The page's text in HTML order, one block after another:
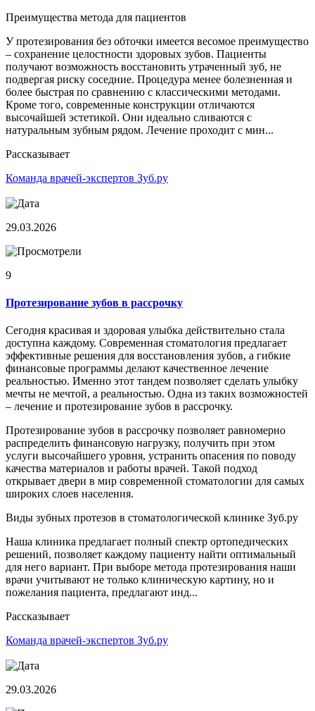
Преимущества метода для пациентов
У протезирования без обточки имеется весомое преимущество
– сохранение целостности здоровых зубов. Пациенты
получают возможность восстановить утраченный зуб, не
подвергая риску соседние. Процедура менее болезненная и
более быстрая по сравнению с классическими методами.
Кроме того, современные конструкции отличаются
высочайшей эстетикой. Они идеально сливаются с
натуральным зубным рядом. Лечение проходит с мин...
Рассказывает
Команда врачей-экспертов Зуб.ру
29.03.2026
9
Протезирование зубов в рассрочку
Сегодня красивая и здоровая улыбка действительно стала
доступна каждому. Современная стоматология предлагает
эффективные решения для восстановления зубов, а гибкие
финансовые программы делают качественное лечение
реальностью. Именно этот тандем позволяет сделать улыбку
мечты не мечтой, а реальностью. Одна из таких возможностей
– лечение и протезирование зубов в рассрочку.
Протезирование зубов в рассрочку позволяет равномерно
распределить финансовую нагрузку, получить при этом
услуги высочайшего уровня, устранить опасения по поводу
качества материалов и работы врачей. Такой подход
открывает двери в мир современной стоматологии для самых
широких слоев населения.
Виды зубных протезов в стоматологической клинике Зуб.ру
Наша клиника предлагает полный спектр ортопедических
решений, позволяет каждому пациенту найти оптимальный
для него вариант. При выборе метода протезирования наши
врачи учитывают не только клиническую картину, но и
пожелания пациента, предлагают инд...
Рассказывает
Команда врачей-экспертов Зуб.ру
29.03.2026